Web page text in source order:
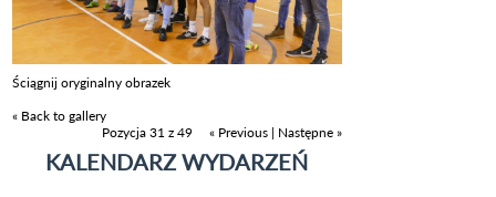
Ściągnij oryginalny obrazek
« Back to gallery
Pozycja 31 z 49
« Previous | Następne »
KALENDARZ WYDARZEŃ